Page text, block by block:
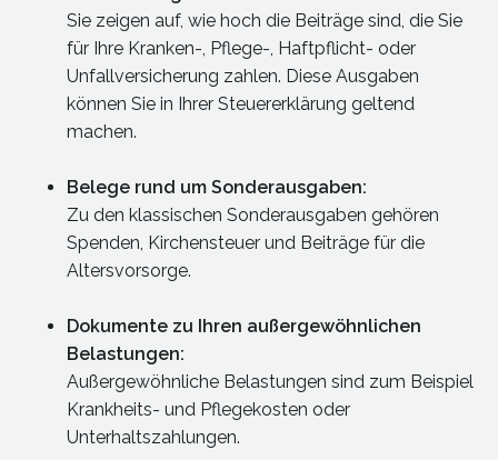
Sie zeigen auf, wie hoch die Beiträge sind, die Sie
für Ihre Kranken-, Pflege-, Haftpflicht- oder
Unfallversicherung zahlen. Diese Ausgaben
können Sie in Ihrer Steuererklärung geltend
machen.
Belege rund um Sonderausgaben:
Zu den klassischen Sonderausgaben gehören
Spenden, Kirchensteuer und Beiträge für die
Altersvorsorge.
Dokumente zu Ihren außergewöhnlichen
Belastungen:
Außergewöhnliche Belastungen sind zum Beispiel
Krankheits- und Pflegekosten oder
Unterhaltszahlungen.